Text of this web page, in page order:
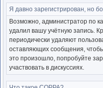
Я давно зарегистрирован, но
Возможно, администратор по
удалил вашу учётную запись.
периодически удаляют
оставляющих сообщения,
это произошло, попробуйте
участвовать в дискуссиях.